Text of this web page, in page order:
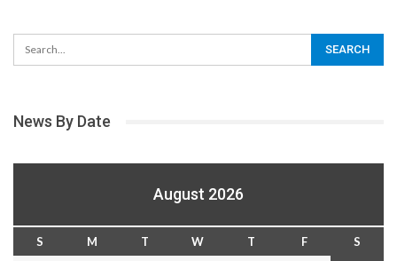
News By Date
August 2026
S M T W T F
S